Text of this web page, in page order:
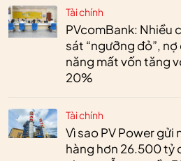
Tài chính
PVcomBank: Nhiều
sát “ngưỡng đỏ”, nợ
năng mất vốn tăng
20%
Tài chính
Vì sao PV Power gửi
hàng hơn 26.500 tỷ